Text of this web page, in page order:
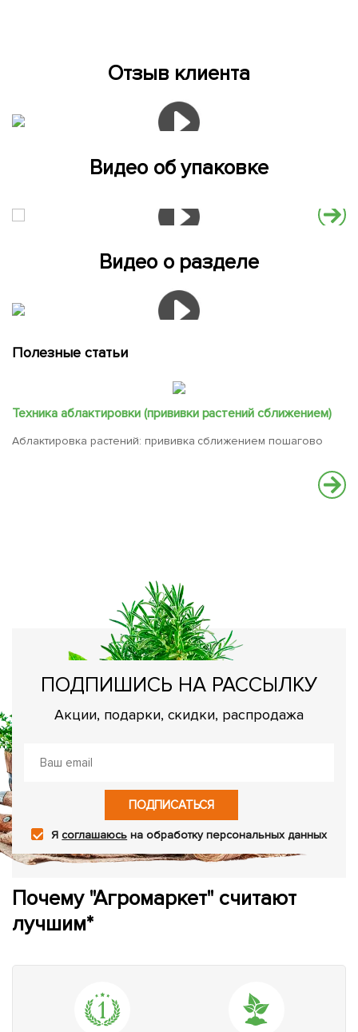
Отзыв клиента
Видео об упаковке
Видео о разделе
Полезные статьи
Техника аблактировки (прививки растений сближением)
Аблактировка растений: прививка сближением пошагово
ПОДПИШИСЬ НА РАССЫЛКУ
Акции, подарки, скидки, распродажа
ПОДПИСАТЬСЯ
Ясоглашаюсь на обработку персональных данных
Почему "Агромаркет" считают
лучшим*